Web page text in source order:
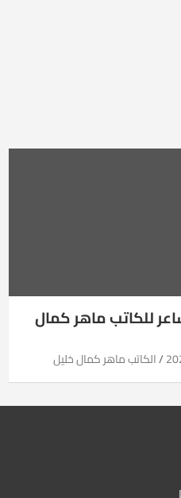
للكاتب ماهر كمال
الكاتب ماهر كمال خليل